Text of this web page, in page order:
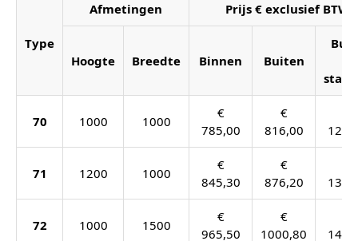
Type
Afmetingen Prijs € exclusief BTW
Hoogte Breedte Binnen Buiten
70 1000 1000
€
785,00
€
816,00
71 1200 1000
€
845,30
€
876,20
72 1000 1500
€
965,50
€
1000,80